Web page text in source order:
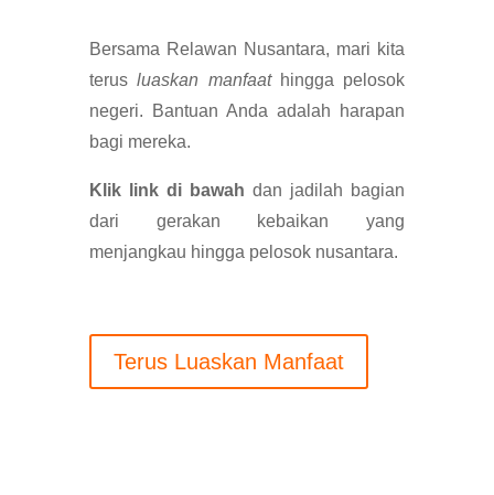
Bersama Relawan Nusantara, mari kita
terusluaskan manfaathingga pelosok
negeri. Bantuan Anda adalah harapan
bagi mereka.
Klik link di bawah dan jadilah bagian
dari gerakan kebaikan yang
menjangkau hingga pelosok nusantara.
Terus Luaskan Manfaat